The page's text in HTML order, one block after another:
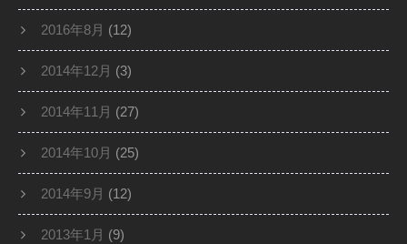
2016年8月 (12)
2014年12月 (3)
2014年11月 (27)
2014年10月 (25)
2014年9月 (12)
2013年1月 (9)